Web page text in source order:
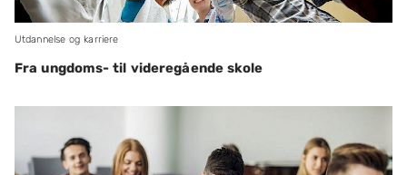
Utdannelse og karriere
Fra ungdoms- til videregående skole